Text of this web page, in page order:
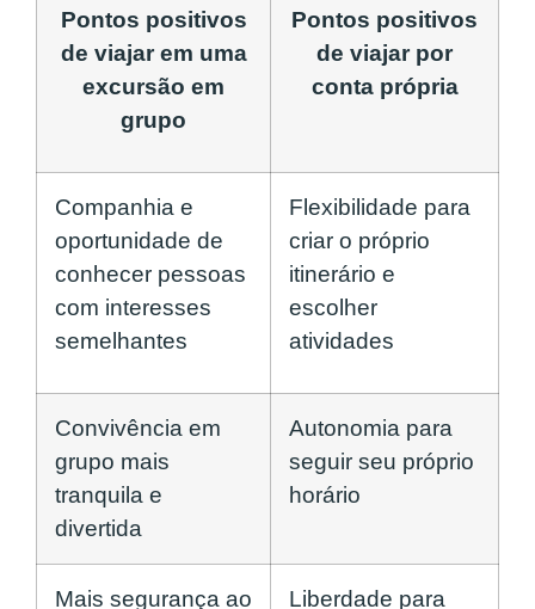
Pontos positivos
de viajar em uma
excursão em
grupo
Pontos positivos
de viajar por
conta própria
Companhia e
oportunidade de
conhecer pessoas
com interesses
semelhantes
Flexibilidade para
criar o próprio
itinerário e
escolher
atividades
Convivência em
grupo mais
tranquila e
divertida
Autonomia para
seguir seu próprio
horário
Mais segurança ao
Liberdade para